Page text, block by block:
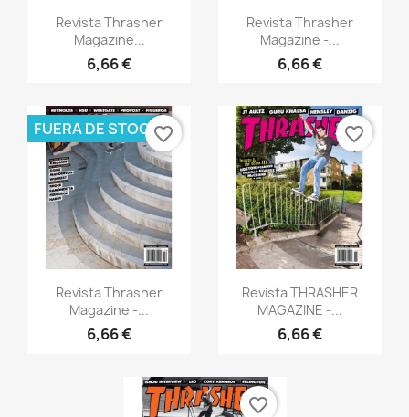
Vista rápida
Revista Thrasher
Magazine...
6,66 €
Vista rápida
Revista Thrasher
Magazine -...
6,66 €
Vista rápida
Revista Thrasher
Magazine -...
6,66 €
FUERA DE STOCKfavorite_border
Vista rápida
Revista THRASHER
MAGAZINE -...
6,66 €
favorite_border
favorite_border